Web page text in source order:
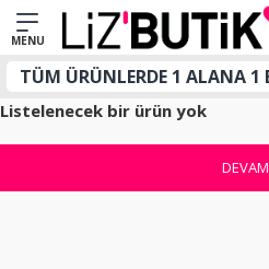
Listelenecek bir ürün yok
DEVAM